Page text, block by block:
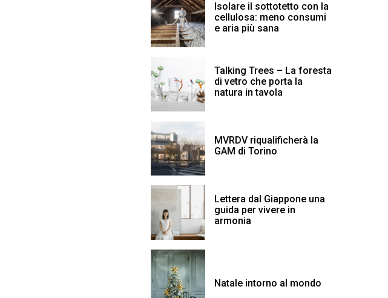
Isolare il sottotetto con la
cellulosa: meno consumi
e aria più sana
Talking Trees – La foresta
di vetro che porta la
natura in tavola
MVRDV riqualificherà la
GAM di Torino
Lettera dal Giappone una
guida per vivere in
armonia
Natale intorno al mondo